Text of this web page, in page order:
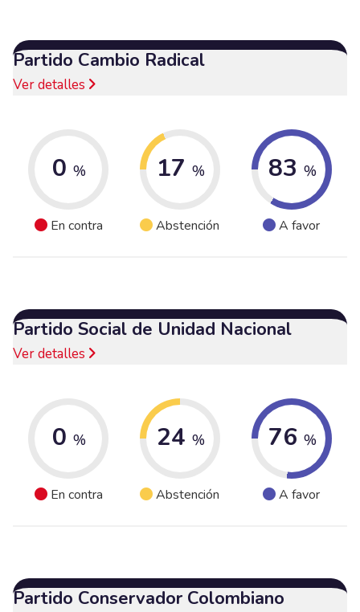
Partido Cambio Radical
Ver detalles
0 %
En contra
17 %
Abstención
83 %
A favor
Partido Social de Unidad Nacional
Ver detalles
0 %
En contra
24 %
Abstención
76 %
A favor
Partido Conservador Colombiano